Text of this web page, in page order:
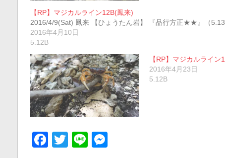
【RP】マジカルライン12B(鳳来)
2016/4/9(Sat) 鳳来 【ひょうたん岩】 『品行方正★★』（
2016年4月10日
5.12B
【RP】マジカルライン
2016年4月23日
5.12B
Facebook
Twitter
Line